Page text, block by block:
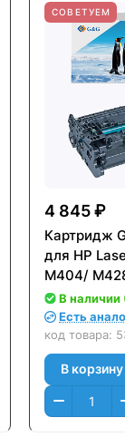
СОВЕТУЕМ
4 845 ₽
Картридж
для HP
M404/
В наличии
Есть
код товара:
В корзину